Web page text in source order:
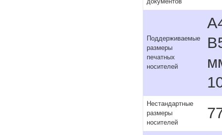
документов
Поддерживаемые
размеры
печатных
носителей
Нестандартные
размеры
носителей